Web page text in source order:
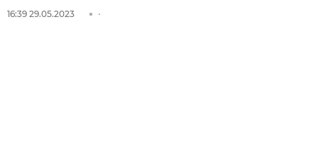
16:39 29.05.2023